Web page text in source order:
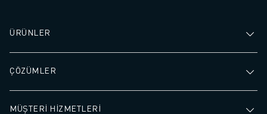
ÜRÜNLER
ÇÖZÜMLER
MÜŞTERİ HİZMETLERİ